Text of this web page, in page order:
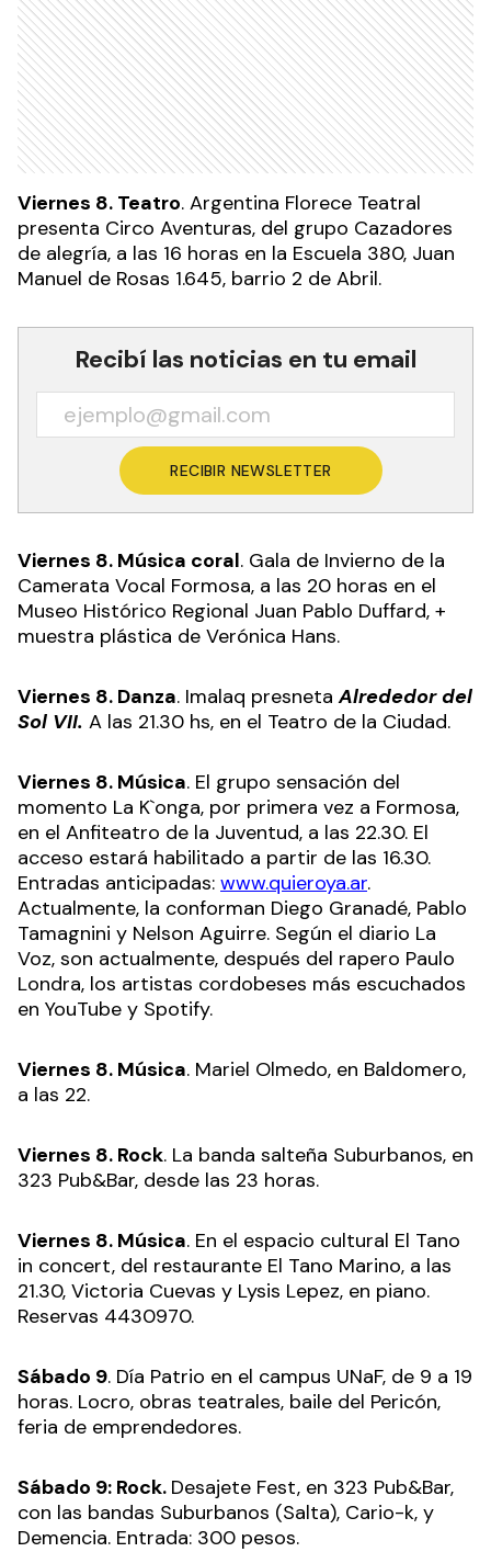
Viernes 8. Teatro. Argentina Florece Teatral
presenta Circo Aventuras, del grupo Cazadores
de alegría, a las 16 horas en la Escuela 380, Juan
Manuel de Rosas 1.645, barrio 2 de Abril.
Recibí las noticias en tu email
RECIBIR NEWSLETTER
Viernes 8. Música coral. Gala de Invierno de la
Camerata Vocal Formosa, a las 20 horas en el
Museo Histórico Regional Juan Pablo Duffard, +
muestra plástica de Verónica Hans.
Viernes 8. Danza. Imalaq presnetaAlrededor del
Sol VII. A las 21.30 hs, en el Teatro de la Ciudad.
Viernes 8. Música. El grupo sensación del
momento La K`onga, por primera vez a Formosa,
en el Anfiteatro de la Juventud, a las 22.30. El
acceso estará habilitado a partir de las 16.30.
Entradas anticipadas: www.quieroya.ar.
Actualmente, la conforman Diego Granadé, Pablo
Tamagnini y Nelson Aguirre. Según el diario La
Voz, son actualmente, después del rapero Paulo
Londra, los artistas cordobeses más escuchados
en YouTube y Spotify.
Viernes 8. Música. Mariel Olmedo, en Baldomero,
a las 22.
Viernes 8. Rock. La banda salteña Suburbanos, en
323 Pub&Bar, desde las 23 horas.
Viernes 8. Música. En el espacio cultural El Tano
in concert, del restaurante El Tano Marino, a las
21.30, Victoria Cuevas y Lysis Lepez, en piano.
Reservas 4430970.
Sábado 9. Día Patrio en el campus UNaF, de 9 a 19
horas. Locro, obras teatrales, baile del Pericón,
feria de emprendedores.
Sábado 9: Rock. Desajete Fest, en 323 Pub&Bar,
con las bandas Suburbanos (Salta), Cario-k, y
Demencia. Entrada: 300 pesos.